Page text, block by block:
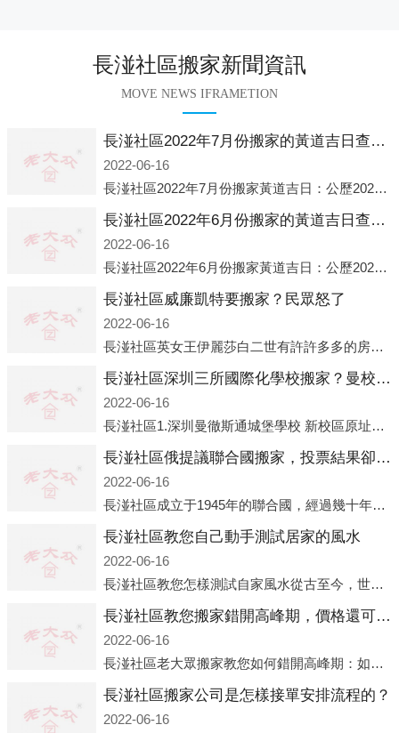
長湴社區搬家新聞資訊
MOVE NEWS IFRAMETION
長湴社區2022年7月份搬家的黃道吉日查詢大全一覽表哪天適合搬家好日子
2022-06-16
長湴社區2022年7月份搬家黃道吉日：公歷2022年7月6日 農歷六月初八 星期三 沖虎(甲寅)公歷2022年7月12日 農歷六月十四 星期二 沖猴(庚申)公歷2022年7月13日 農歷六月十五 星期三 沖雞
長湴社區2022年6月份搬家的黃道吉日查詢大全一覽表哪天適合搬家好日子
2022-06-16
長湴社區2022年6月份搬家黃道吉日：公歷2022年6月1日 農歷五月初三 星期三 沖兔(己卯)公歷2022年6月4日 農歷五月初六 星期六 沖馬(壬午)公歷2022年6月8日 農歷五月初十 星期三 沖狗(丙
長湴社區威廉凱特要搬家？民眾怒了
2022-06-16
長湴社區英女王伊麗莎白二世有許許多多的房產，遍布英國各地。而作為英女王的親孫子、未來的英國國王，威廉王子自然也能享受到女王的房產。目前，威廉凱特以及三個孩子有兩個經常居住的地點，一處是位于倫敦的肯辛頓宮，一處
長湴社區深圳三所國際化學校搬家？曼校、QSI、南山中英文搬走了
2022-06-16
長湴社區1.深圳曼徹斯通城堡學校 新校區原址是蛇口國際據悉，此次曼徹斯通城堡學校搬遷到蛇口新校區的開辦與蛇口外籍人員子女學校（蛇口國際）有很大的關聯。2021年，太子灣實驗部就宣布在2022年正式并入蛇口外籍
長湴社區俄提議聯合國搬家，投票結果卻以慘敗收場
2022-06-16
長湴社區成立于1945年的聯合國，經過幾十年的發展，如今擁有193個成員國。擁有如此眾多會員國的聯合國，可以說是世界上最具代表性的國際組織，也是世界上分量最重、有著較高話語權的國際組織。但以美國為首的西方國家
長湴社區教您自己動手測試居家的風水
2022-06-16
長湴社區教您怎樣測試自家風水從古至今，世界各地的人們都在研究人在乾坤中的位置以及它們所形成的關系。通過探究季節轉換、星象變化，并且在所觀測到的自然規律的指導下，人們開始認識到居住在不同住宅中的人，其一生中的財
長湴社區教您搬家錯開高峰期，價格還可優惠！
2022-06-16
長湴社區老大眾搬家教您如何錯開高峰期：如何錯開高峰期搬家，老大眾搬家做了一些電話數據統計和分析，發現市民中午2點左右訪問網站的人是最多的，電話咨詢是早上9點左右是最多的，預約搬家周六和周日是最多的，網上QQ微
長湴社區搬家公司是怎樣接單安排流程的？
2022-06-16